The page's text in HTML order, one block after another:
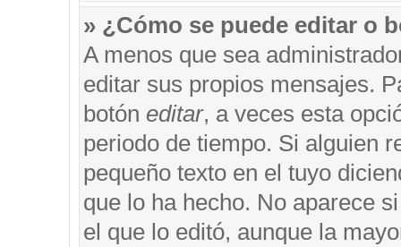
» ¿Cómo se puede editar o
A menos que sea
editar sus propios mensajes.
botón editar, a veces esta
periodo de tiempo. Si alguien
pequeño texto en el tuyo
que lo ha hecho. No aparece
el que lo editó, aunque la